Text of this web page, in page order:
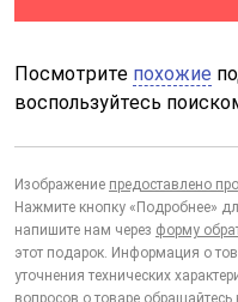
Посмотрите похожие
воспользуйтесь
Изображение предоставлено
Нажмите кнопку «Подробнее»
напишите нам через форму
этот подарок. Информация о
уточнения технических
вопросов о товаре обращайтесь